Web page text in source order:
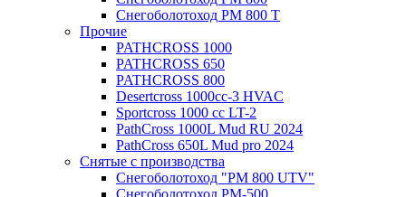
Снегоболотоход РМ 800 Т
Прочие
PATHCROSS 1000
PATHCROSS 650
PATHCROSS 800
Desertcross 1000cc-3 HVAC
Sportcross 1000 cc LT-2
PathCross 1000L Mud RU 2024
PathCross 650L Mud pro 2024
Снятые с производства
Снегоболотоход "РМ 800 UTV"
Снегоболотоход РМ-500